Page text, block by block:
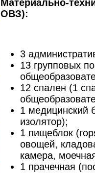
Материально-
ОВЗ):
3
13 групповых
12 спален (1
1 медицинский
изолятор);
1 пищеблок
овощей,
камера,
1 прачечная